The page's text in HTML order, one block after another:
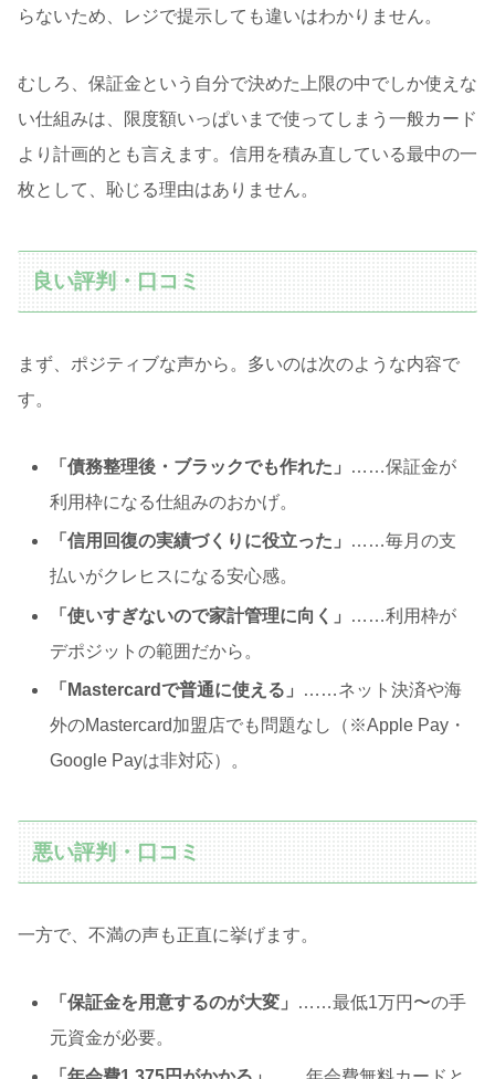
らないため、レジで提示しても違いはわかりません。
むしろ、保証金という自分で決めた上限の中でしか使えな
い仕組みは、限度額いっぱいまで使ってしまう一般カード
より計画的とも言えます。信用を積み直している最中の一
枚として、恥じる理由はありません。
良い評判・口コミ
まず、ポジティブな声から。多いのは次のような内容で
す。
「債務整理後・ブラックでも作れた」
……保証金が
利用枠になる仕組みのおかげ。
「信用回復の実績づくりに役立った」
……毎月の支
払いがクレヒスになる安心感。
「使いすぎないので家計管理に向く」
……利用枠が
デポジットの範囲だから。
「Mastercardで普通に使える」
……ネット決済や海
外のMastercard加盟店でも問題なし（※Apple Pay・
Google Payは非対応）。
悪い評判・口コミ
一方で、不満の声も正直に挙げます。
「保証金を用意するのが大変」
……最低1万円〜の手
元資金が必要。